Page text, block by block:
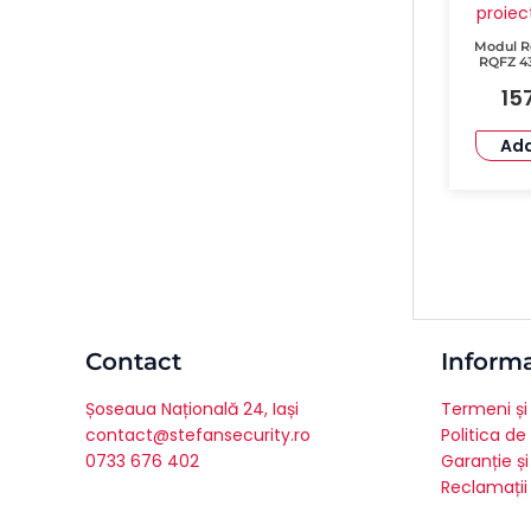
Modul
RQFZ
Contact
Șoseaua Națională 24, Iași
contact@stefansecurity.ro
0733 676 402
Termeni
Politica
Garanție
Reclamații